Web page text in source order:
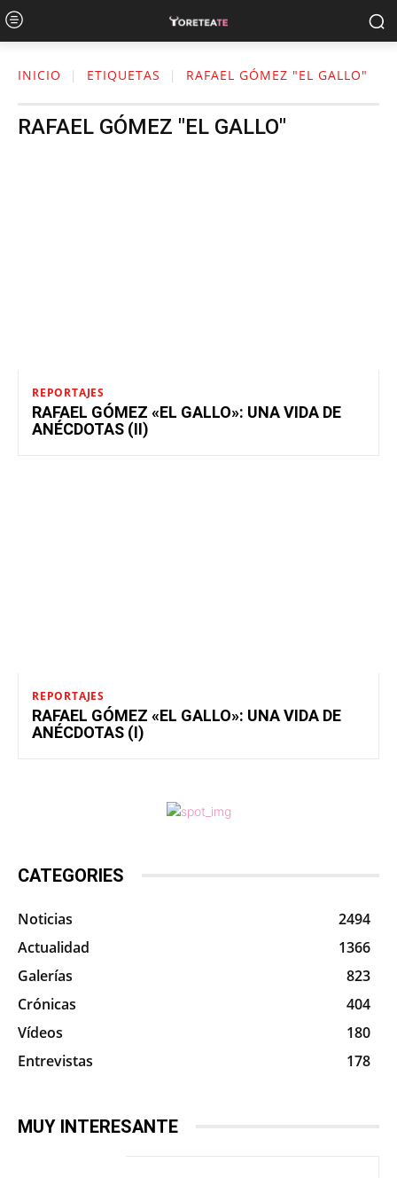
INICIO ETIQUETAS RAFAEL GÓMEZ "EL GALLO"
RAFAEL GÓMEZ "EL GALLO"
REPORTAJES
RAFAEL GÓMEZ «EL GALLO»: UNA VIDA DE
ANÉCDOTAS (II)
REPORTAJES
RAFAEL GÓMEZ «EL GALLO»: UNA VIDA DE
ANÉCDOTAS (I)
CATEGORIES
Noticias
2494
Actualidad
1366
Galerías
823
Crónicas
404
Vídeos
180
Entrevistas
178
MUY INTERESANTE